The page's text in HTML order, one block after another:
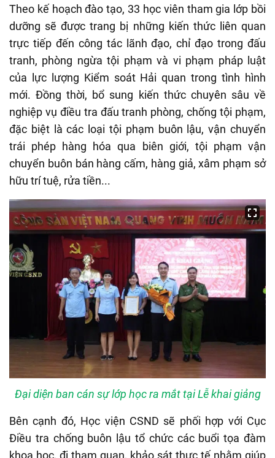
Theo kế hoạch đào tạo, 33 học viên tham gia lớp bồi
dưỡng sẽ được trang bị những kiến thức liên quan
trực tiếp đến công tác lãnh đạo, chỉ đạo trong đấu
tranh, phòng ngừa tội phạm và vi phạm pháp luật
của lực lượng Kiểm soát Hải quan trong tình hình
mới. Đồng thời, bổ sung kiến thức chuyên sâu về
nghiệp vụ điều tra đấu tranh phòng, chống tội phạm,
đặc biệt là các loại tội phạm buôn lậu, vận chuyển
trái phép hàng hóa qua biên giới, tội phạm vận
chuyển buôn bán hàng cấm, hàng giả, xâm phạm sở
hữu trí tuệ, rửa tiền...
Đại diện ban cán sự lớp học ra mắt tại Lễ khai giảng
Bên cạnh đó, Học viện CSND sẽ phối hợp với Cục
Điều tra chống buôn lậu tổ chức các buổi tọa đàm
khoa học, đi tham quan, khảo sát thực tế nhằm giúp